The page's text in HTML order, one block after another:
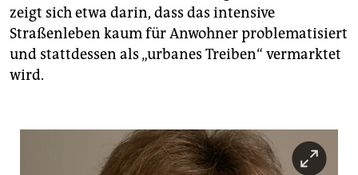
zeigt sich etwa darin, dass das intensive
Straßenleben kaum für Anwohner problematisiert
und stattdessen als „urbanes Treiben“ vermarktet
wird.